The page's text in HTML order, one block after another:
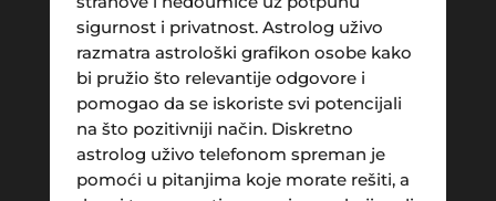
sigurnost i privatnost. Astrolog uživo
razmatra astrološki grafikon osobe kako
bi pružio što relevantije odgovore i
pomogao da se iskoriste svi potencijali
na što pozitivniji način. Diskretno
astrolog uživo telefonom spreman je
pomoći u pitanjima koje morate rešiti, a